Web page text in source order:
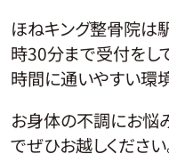
ほねキング整骨院は
時30分まで受付をし
時間に通いやすい環
お身体の不調にお悩
でぜひお越しください